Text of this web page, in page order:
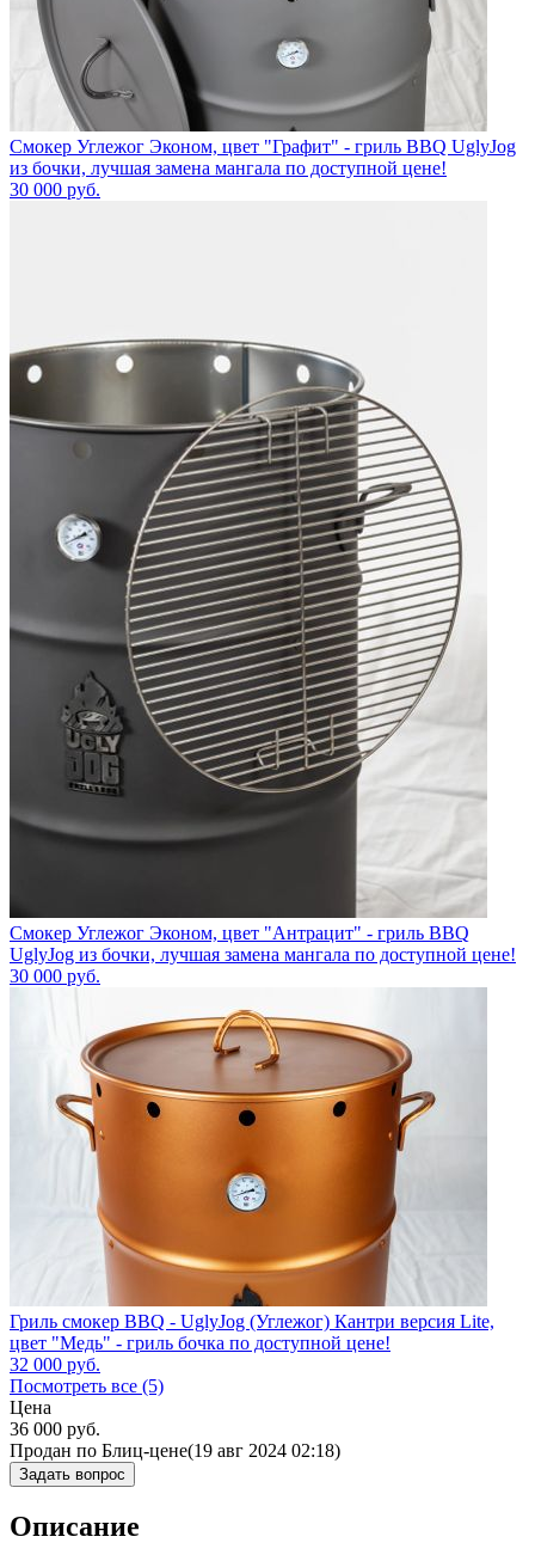
Смокер Углежог Эконом, цвет "Графит" - гриль BBQ UglyJog
из бочки, лучшая замена мангала по доступной цене!
30 000 руб.
Смокер Углежог Эконом, цвет "Антрацит" - гриль BBQ
UglyJog из бочки, лучшая замена мангала по доступной цене!
30 000 руб.
Гриль смокер BBQ - UglyJog (Углежог) Кантри версия Lite,
цвет "Медь" - гриль бочка по доступной цене!
32 000 руб.
Посмотреть все (5)
Цена
36 000 руб.
Продан по Блиц-цене(19 авг 2024 02:18)
Задать вопрос
Описание